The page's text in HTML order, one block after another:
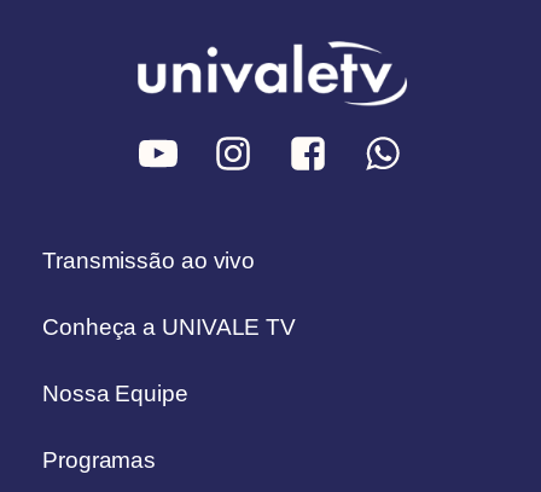
Transmissão ao vivo
Conheça a UNIVALE TV
Nossa Equipe
Programas